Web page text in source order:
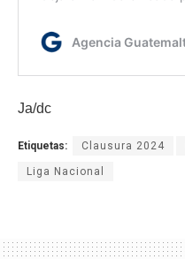
Ja/dc
Etiquetas: Clausura 2024
Liga Nacional